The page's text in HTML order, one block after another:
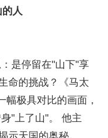
人
是停留在"山下"享
命的挑战？《马太
幅极具对比的画面，
"上了山"。 他主